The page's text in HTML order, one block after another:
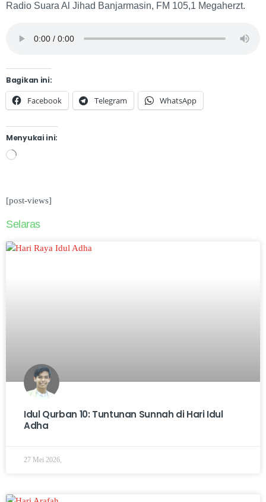
Radio Suara Al Jihad Banjarmasin, FM 105,1 Megaherzt.
Bagikan ini:
Facebook Telegram WhatsApp
Menyukai ini:
[post-views]
Selaras
Idul Qurban 10: Tuntunan Sunnah di Hari Idul
Adha
27 Mei 2026,